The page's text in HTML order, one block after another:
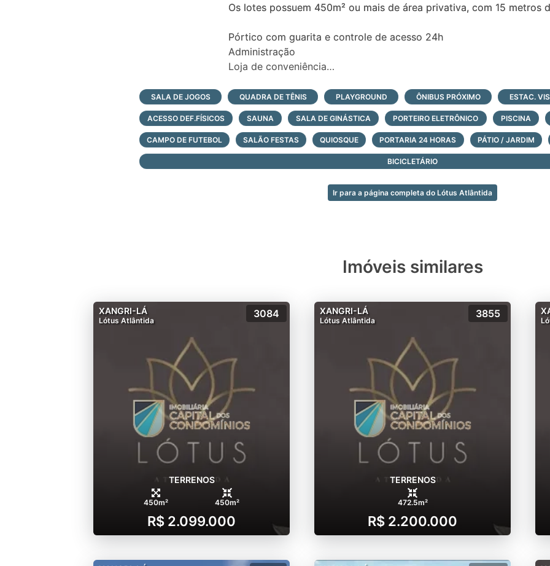
Os lotes possuem 450m² ou mais de área privativa, com 15 metros
Pórtico com guarita e controle de acesso 24h
Administração
Loja de conveniência
Playground
Quadras de beach tenis
2 quiosques com churrasqueira
2 quadras de tênis de saibro cobertas
Quadra de futebol de grama
Piscinas externas adulto e infantil
Fitness quadra de futebol infantil de grama.
SALA DE JOGOS QUADRA DE TÊNIS PLAYGROUND ÔNIBUS PRÓXIMO ESTAC.
ACESSO DEF.FÍSICOS SAUNA SALA DE GINÁSTICA PORTEIRO ELETRÔNICO PISCINA
CAMPO DE FUTEBOL SALÃO FESTAS QUIOSQUE PORTARIA 24 HORAS PÁTIO / JARDIM
BICICLETÁRIO
Ir para a página completa do Lótus Atlântida
Imóveis similares
XANGRI-LÁ
Lótus Atlântida
3084
TERRENOS
450m² 450m²
R$ 2.099.000
XANGRI-LÁ
Lótus Atlântida
3855
TERRENOS
472.5m²
R$ 2.200.000